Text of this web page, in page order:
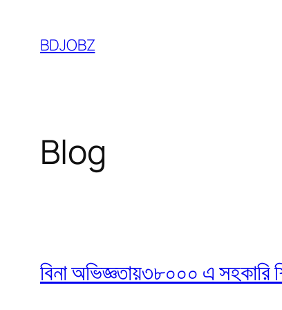
content
BDJOBZ
Blog
বিনা অভিজ্ঞতায়৩৮০০০ এ সহকারি